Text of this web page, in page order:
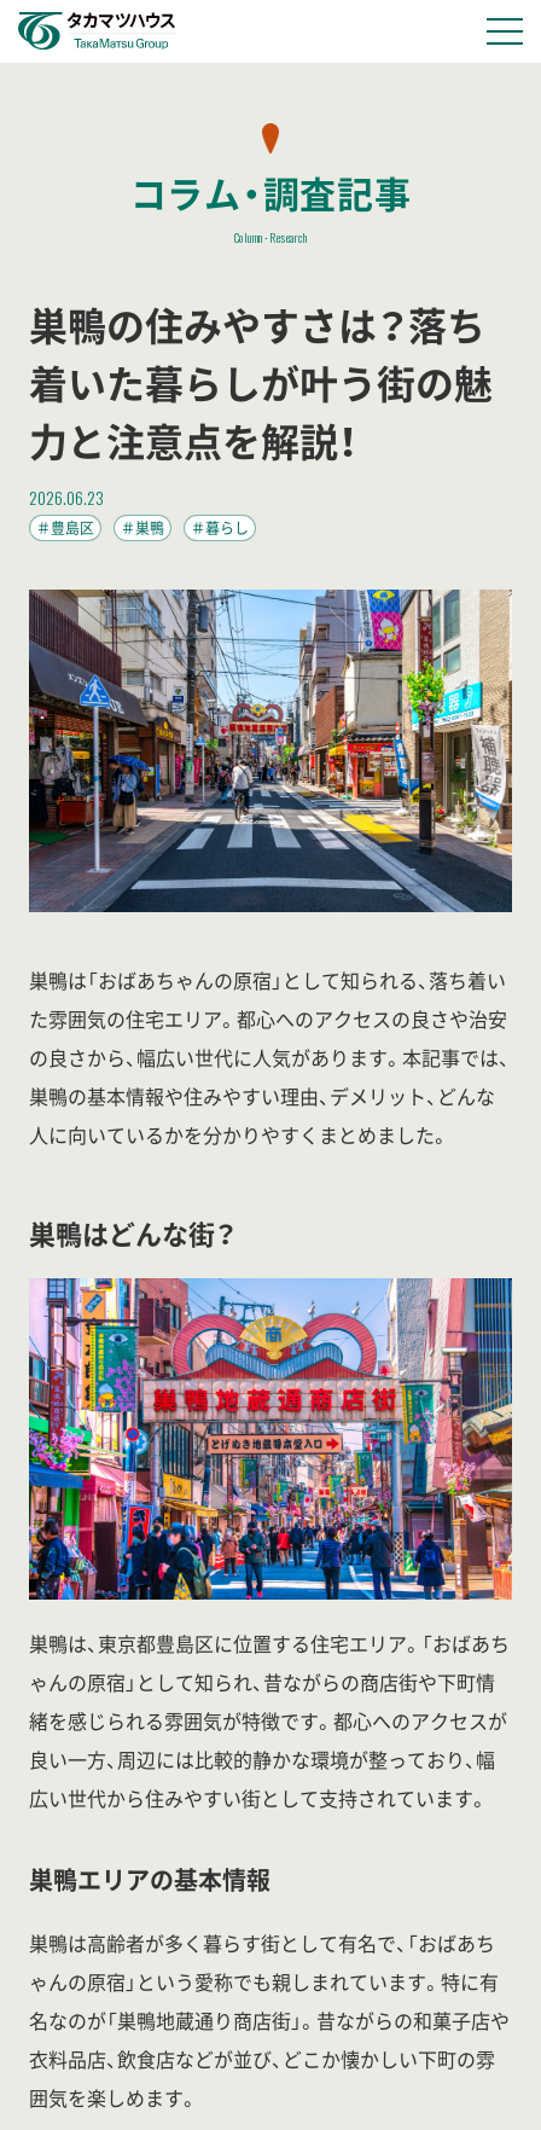
お知らせ
お問い合わせ
コラム・調査記事
Column･Research
巣鴨の住みやすさは？落ち
着いた暮らしが叶う街の魅
力と注意点を解説！
2026.06.23
＃豊島区 ＃巣鴨 ＃暮らし
巣鴨は「おばあちゃんの原宿」として知られる、落ち着い
た雰囲気の住宅エリア。都心へのアクセスの良さや治安
の良さから、幅広い世代に人気があります。本記事では、
巣鴨の基本情報や住みやすい理由、デメリット、どんな
人に向いているかを分かりやすくまとめました。
巣鴨はどんな街？
巣鴨は、東京都豊島区に位置する住宅エリア。「おばあち
ゃんの原宿」として知られ、昔ながらの商店街や下町情
緒を感じられる雰囲気が特徴です。都心へのアクセスが
良い一方、周辺には比較的静かな環境が整っており、幅
広い世代から住みやすい街として支持されています。
巣鴨エリアの基本情報
巣鴨は高齢者が多く暮らす街として有名で、「おばあち
ゃんの原宿」という愛称でも親しまれています。特に有
名なのが「巣鴨地蔵通り商店街」。昔ながらの和菓子店や
衣料品店、飲食店などが並び、どこか懐かしい下町の雰
囲気を楽しめます。